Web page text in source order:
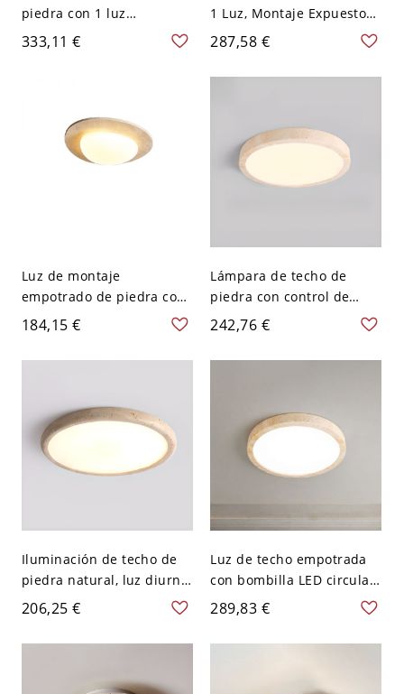
piedra con 1 luz
empotrada y pantalla de
PMMA, LED para uso
cálida/blanca/neutra de
atenuación), pequeña
333,11 €
1 Luz, Montaje Expuesto
Simétrico con Pantalla de
Compuesto Polimérico y
Conexión Eléctrica Directa
287,58 €
Luz de montaje
empotrado de piedra con
control suave de
atenuación, pantalla
sintética, forma rectilínea,
184,15 €
Lámpara de techo de
piedra con control de
atenuación suave, 1 luz,
forma circular, pantalla
de plexiglás y montaje
242,76 €
Iluminación de techo de
piedra natural, luz diurna,
110V-120V, 15"
206,25 €
Luz de techo empotrada
con bombilla LED circular
de piedra natural y
pantalla de acrílico - 110
A 120 V 38,1 cm
289,83 €